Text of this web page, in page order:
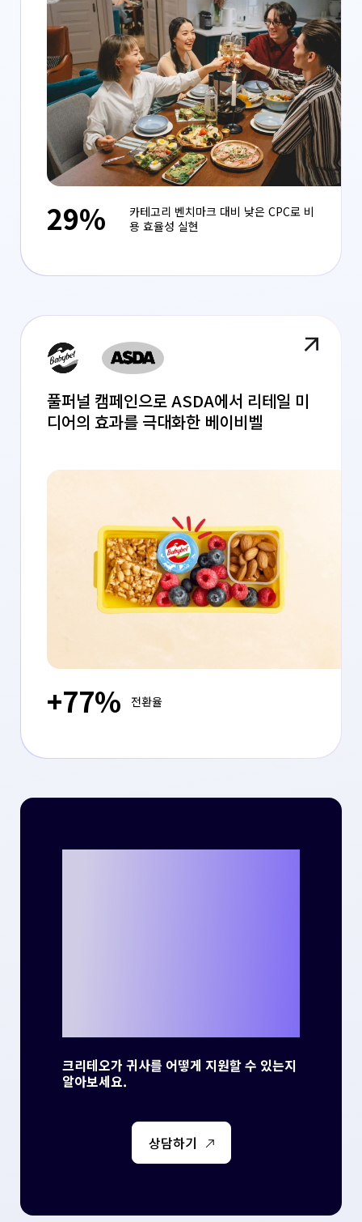
29%
카테고리 벤치마크 대비 낮은 CPC로 비
용 효율성 실현
풀퍼널 캠페인으로 ASDA에서 리테일 미
디어의 효과를 극대화한 베이비벨
+77% 전환율
크리테오가 귀사를 어떻게 지원할 수 있는지
알아보세요.
상담하기